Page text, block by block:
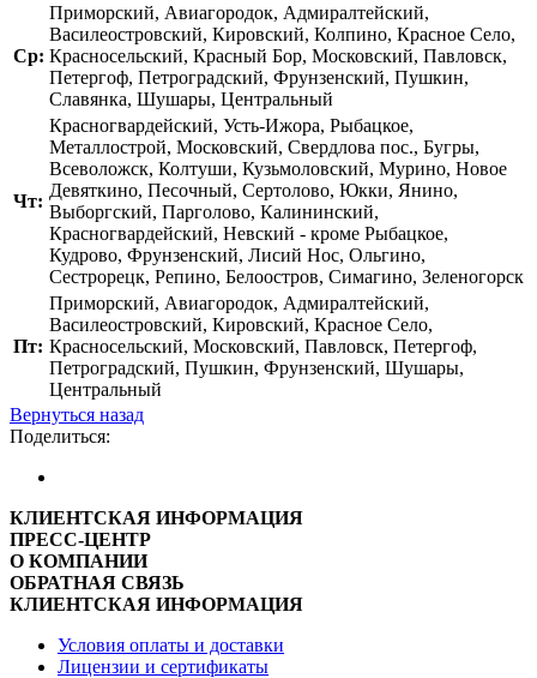
Ср:
Приморский, Авиагородок, Адмиралтейский,
Василеостровский, Кировский, Колпино, Красное Село,
Красносельский, Красный Бор, Московский, Павловск,
Петергоф, Петроградский, Фрунзенский, Пушкин,
Славянка, Шушары, Центральный
Чт:
Красногвардейский, Усть-Ижора, Рыбацкое,
Металлострой, Московский, Свердлова пос., Бугры,
Всеволожск, Колтуши, Кузьмоловский, Мурино, Новое
Девяткино, Песочный, Сертолово, Юкки, Янино,
Выборгский, Парголово, Калининский,
Красногвардейский, Невский - кроме Рыбацкое,
Кудрово, Фрунзенский, Лисий Нос, Ольгино,
Сестрорецк, Репино, Белоостров, Симагино, Зеленогорск
Пт:
Приморский, Авиагородок, Адмиралтейский,
Василеостровский, Кировский, Красное Село,
Красносельский, Московский, Павловск, Петергоф,
Петроградский, Пушкин, Фрунзенский, Шушары,
Центральный
Вернуться назад
Поделиться:
КЛИЕНТСКАЯ ИНФОРМАЦИЯ
ПРЕСС-ЦЕНТР
О КОМПАНИИ
ОБРАТНАЯ СВЯЗЬ
КЛИЕНТСКАЯ ИНФОРМАЦИЯ
Условия оплаты и доставки
Лицензии и сертификаты